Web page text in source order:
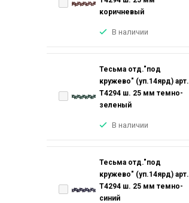
коричневый
В наличии
Тесьма отд."под
кружево" (уп.14ярд) арт.
T4294 ш. 25 мм темно-
зеленый
В наличии
Тесьма отд."под
кружево" (уп.14ярд) арт.
T4294 ш. 25 мм темно-
синий